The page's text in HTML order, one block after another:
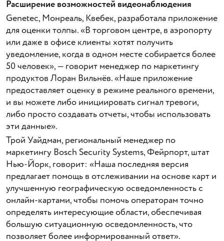
Расширение возможностей видеонаблюдения
Genetec, Монреаль, Квебек, разработала приложение
для оценки толпы. «В торговом центре, в аэропорту
или даже в офисе клиенты хотят получить
уведомление, когда в одном месте собирается более
50 человек», — говорит менеджер по маркетингу
продуктов Лоран Вильнёв. «Наше приложение
предоставляет оценку в режиме реального времени,
и вы можете либо инициировать сигнал тревоги,
либо просто создавать отчеты, чтобы использовать
эти данные».
Трой Уайдман, региональный менеджер по
маркетингу Bosch Security Systems, Фейрпорт, штат
Нью-Йорк, говорит: «Наша последняя версия
предлагает помощь в отслеживании на основе карт и
улучшенную географическую осведомленность с
онлайн-картами, чтобы помочь операторам точно
определять интересующие области, обеспечивая
большую ситуационную осведомленность, что
позволяет более информированный ответ».